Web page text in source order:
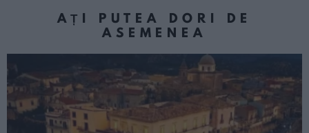
AȚI PUTEA DORI DE
ASEMENEA